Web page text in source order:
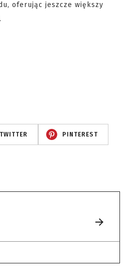
oferując jeszcze większy
TWITTER PINTEREST